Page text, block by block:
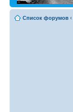
Список форумов ‹